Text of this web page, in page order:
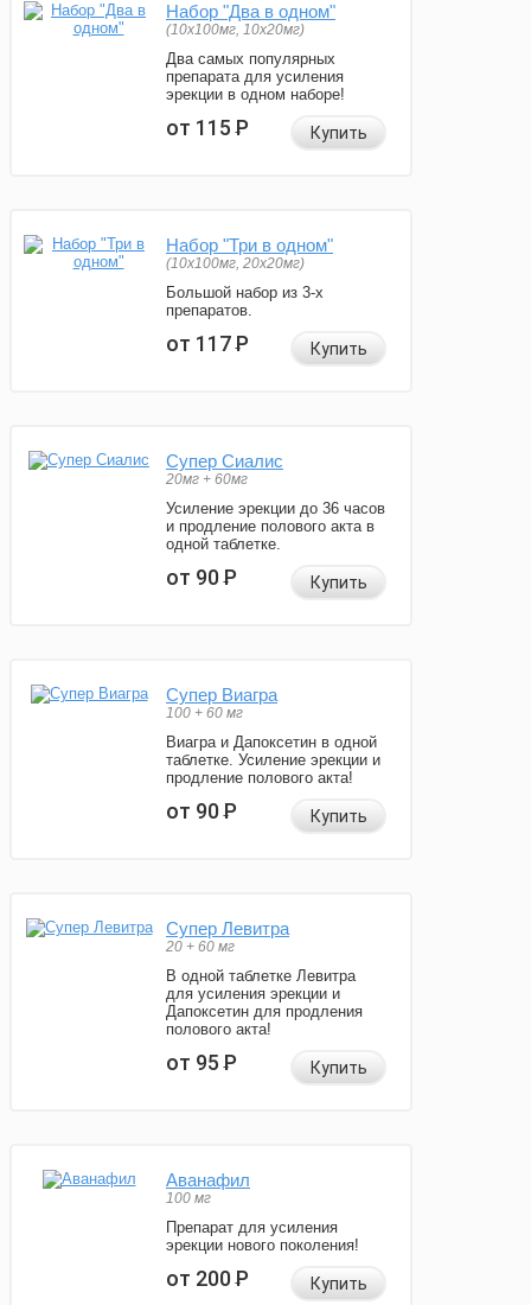
Набор "Два в одном"
(10x100мг, 10x20мг)
Два самых популярных
препарата для усиления
эрекции в одном наборе!
от 115Р Купить
Набор "Три в одном"
(10x100мг, 20x20мг)
Большой набор из 3-х
препаратов.
от 117Р Купить
Супер Сиалис
20мг + 60мг
Усиление эрекции до 36 часов
и продление полового акта в
одной таблетке.
от 90Р Купить
Супер Виагра
100 + 60 мг
Виагра и Дапоксетин в одной
таблетке. Усиление эрекции и
продление полового акта!
от 90Р Купить
Супер Левитра
20 + 60 мг
В одной таблетке Левитра
для усиления эрекции и
Дапоксетин для продления
полового акта!
от 95Р Купить
Аванафил
100 мг
Препарат для усиления
эрекции нового поколения!
от 200Р Купить